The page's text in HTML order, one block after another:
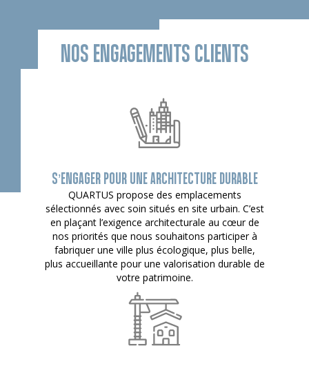
NOS ENGAGEMENTS CLIENTS
S’ENGAGER POUR UNE ARCHITECTURE DURABLE
QUARTUS propose des emplacements
sélectionnés avec soin situés en site urbain. C’est
en plaçant l’exigence architecturale au cœur de
nos priorités que nous souhaitons participer à
fabriquer une ville plus écologique, plus belle,
plus accueillante pour une valorisation durable de
votre patrimoine.